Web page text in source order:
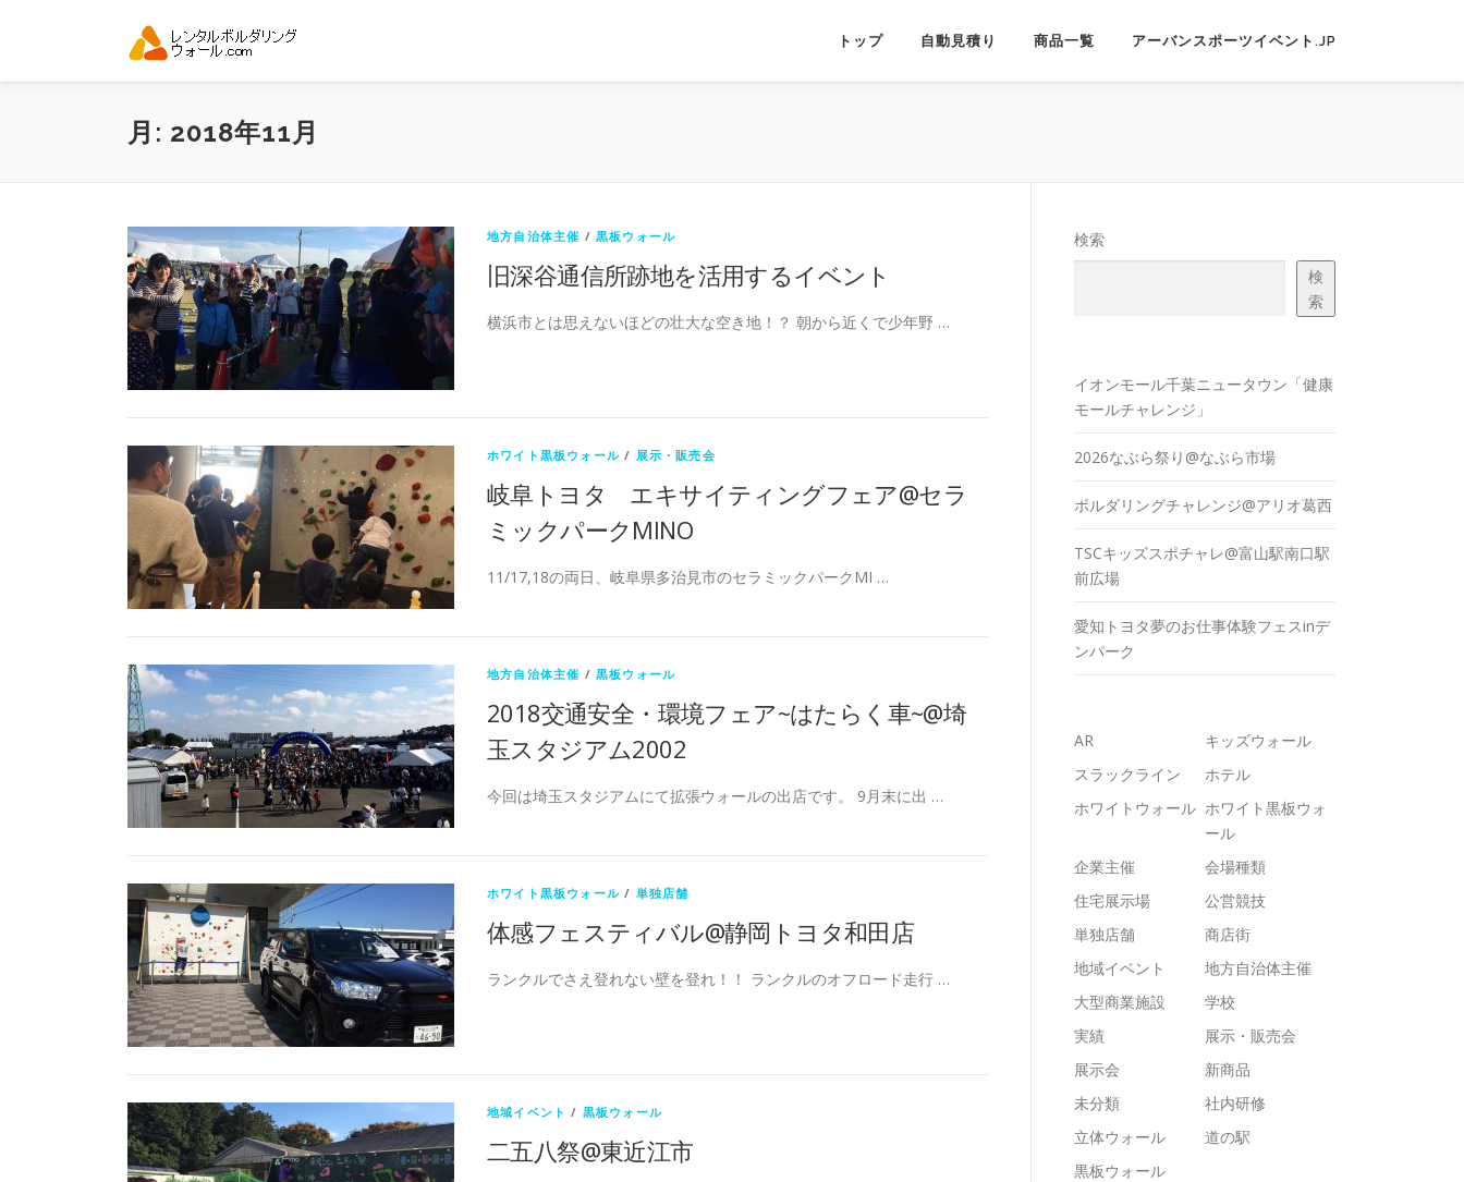
ン
トップ 自動見積り 商品一覧 アーバンスポーツイベント.JP
月: 2018年11月
地方自治体主催 /黒板ウォール
旧深谷通信所跡地を活用するイベント
横浜市とは思えないほどの壮大な空き地！？ 朝から近くで少年野 …
ホワイト黒板ウォール / 展示・販売会
岐阜トヨタ エキサイティングフェア@セラ
ミックパークMINO
11/17,18の両日、岐阜県多治見市のセラミックパークMI …
地方自治体主催 /黒板ウォール
2018交通安全・環境フェア~はたらく車~@埼
玉スタジアム2002
今回は埼玉スタジアムにて拡張ウォールの出店です。 9月末に出 …
ホワイト黒板ウォール / 単独店舗
体感フェスティバル@静岡トヨタ和田店
ランクルでさえ登れない壁を登れ！！ ランクルのオフロード走行 …
地域イベント / 黒板ウォール
二五八祭@東近江市
検索
検
索
イオンモール千葉ニュータウン「健康
モールチャレンジ」
2026なぶら祭り@なぶら市場
ボルダリングチャレンジ@アリオ葛西
TSCキッズスポチャレ@富山駅南口駅
前広場
愛知トヨタ夢のお仕事体験フェスinデ
ンパーク
AR
キッズウォール
スラックライン
ホテル
ホワイトウォール ホワイト黒板ウォ
ール
企業主催
会場種類
住宅展示場
公営競技
単独店舗
商店街
地域イベント
地方自治体主催
大型商業施設
学校
実績
展示・販売会
展示会
新商品
未分類
社内研修
立体ウォール
道の駅
黒板ウォール